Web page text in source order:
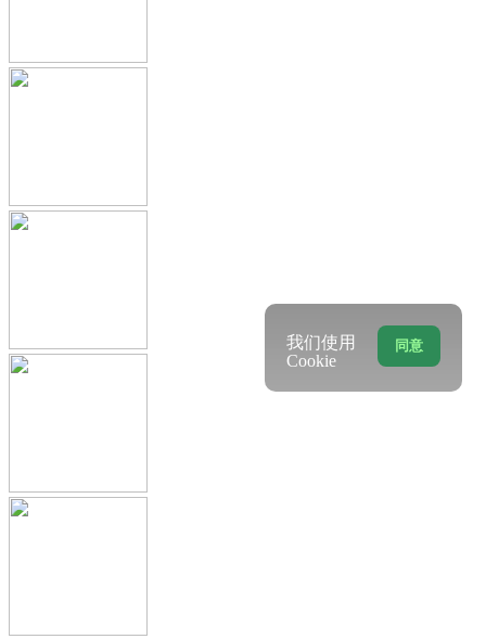
同意
我们使用
Cookie